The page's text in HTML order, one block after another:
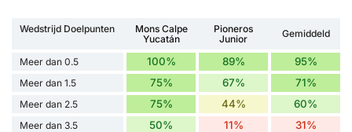
Wedstrijd Doelpunten
Mons Calpe
Yucatán
Pioneros
Junior
Gemiddeld
Meer dan 0.5 100% 89% 95%
Meer dan 1.5 75% 67% 71%
Meer dan 2.5 75% 44% 60%
Meer dan 3.5 50% 11% 31%